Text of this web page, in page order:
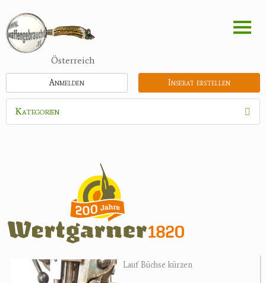
zum
Inhalt
Österreich
Inserat erstellen
Anmelden
Kategorien
Zielfernrohre
Nachtsichtgeräte
Wärmebildgeräte
Lauf Büchse kürzen